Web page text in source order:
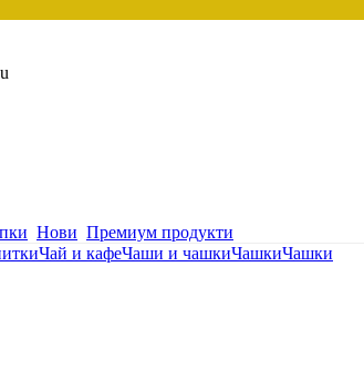
Нови Премиум продукти
Чай и кафеЧаши и чашкиЧашкиЧашки